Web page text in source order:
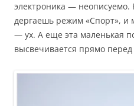
электроника —
дергаешь режим «Спорт», и
— ух. А еще эта маленькая
высвечивается прямо